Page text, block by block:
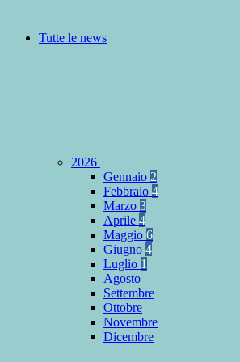
Tutte le news
2026
Gennaio 2
Febbraio 4
Marzo 3
Aprile 4
Maggio 6
Giugno 4
Luglio 1
Agosto
Settembre
Ottobre
Novembre
Dicembre